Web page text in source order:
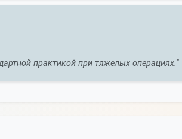
практикой при тяжелых операциях."